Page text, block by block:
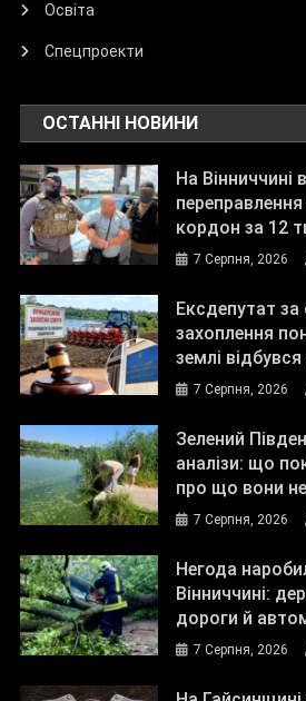
Освіта
Спецпроекти
ОСТАННІ НОВИНИ
На Вінниччині
переправлення
кордон за 12
7 Серпня, 2026
Ексдепутат за
захоплення
землі
7 Серпня, 2026
Зелений
аналізи: що
про що вони
7 Серпня, 2026
Негода
Вінниччині:
дороги й
7 Серпня, 2026